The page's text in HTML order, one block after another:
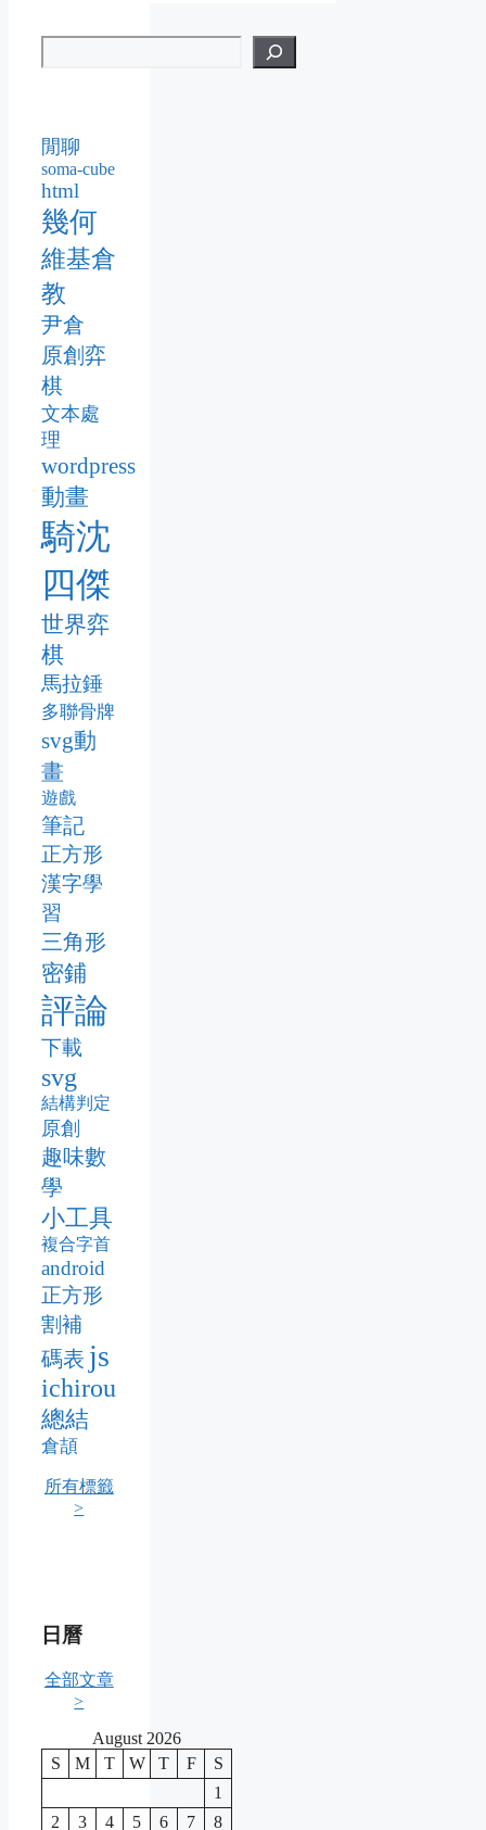
閒聊
soma-cube
html
幾何
維基倉
教
尹倉
原創弈
棋
文本處
理
wordpress
動畫
騎沈
四傑
世界弈
棋
馬拉錘
多聯骨牌
svg動
畫
遊戲
筆記
正方形
漢字學
習
三角形
密鋪
評論
下載
svg
結構判定
原創
趣味數
學
小工具
複合字首
android
正方形
割補
碼表 js
ichirou
總結
倉頡
所有標籤
>
日曆
全部文章
>
August 2026
S
M T W T F
S
1
2
3 4 5 6 7 8